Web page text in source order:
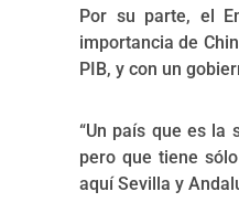
Por su parte, el
importancia de
PIB, y con un
“Un país que es la
pero que tiene
aquí Sevilla y